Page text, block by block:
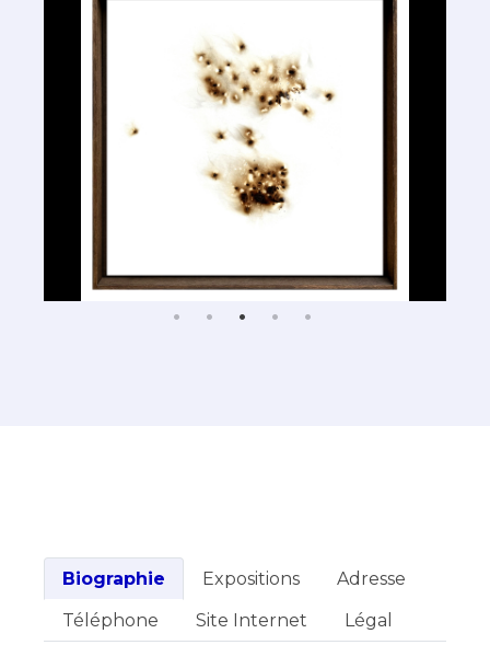
Biographie Expositions
Adresse
Téléphone
Site Internet Légal